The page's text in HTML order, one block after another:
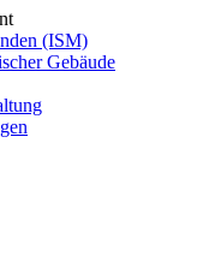
(ISM)
Gebäude